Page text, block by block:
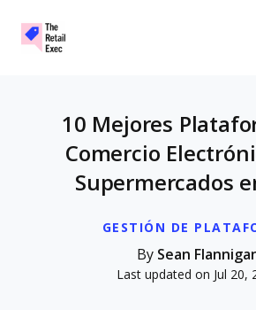
GESTIÓN DE
10 Mejores
Comercio
Supermercados
By Sean
Last updated on Jul 20,